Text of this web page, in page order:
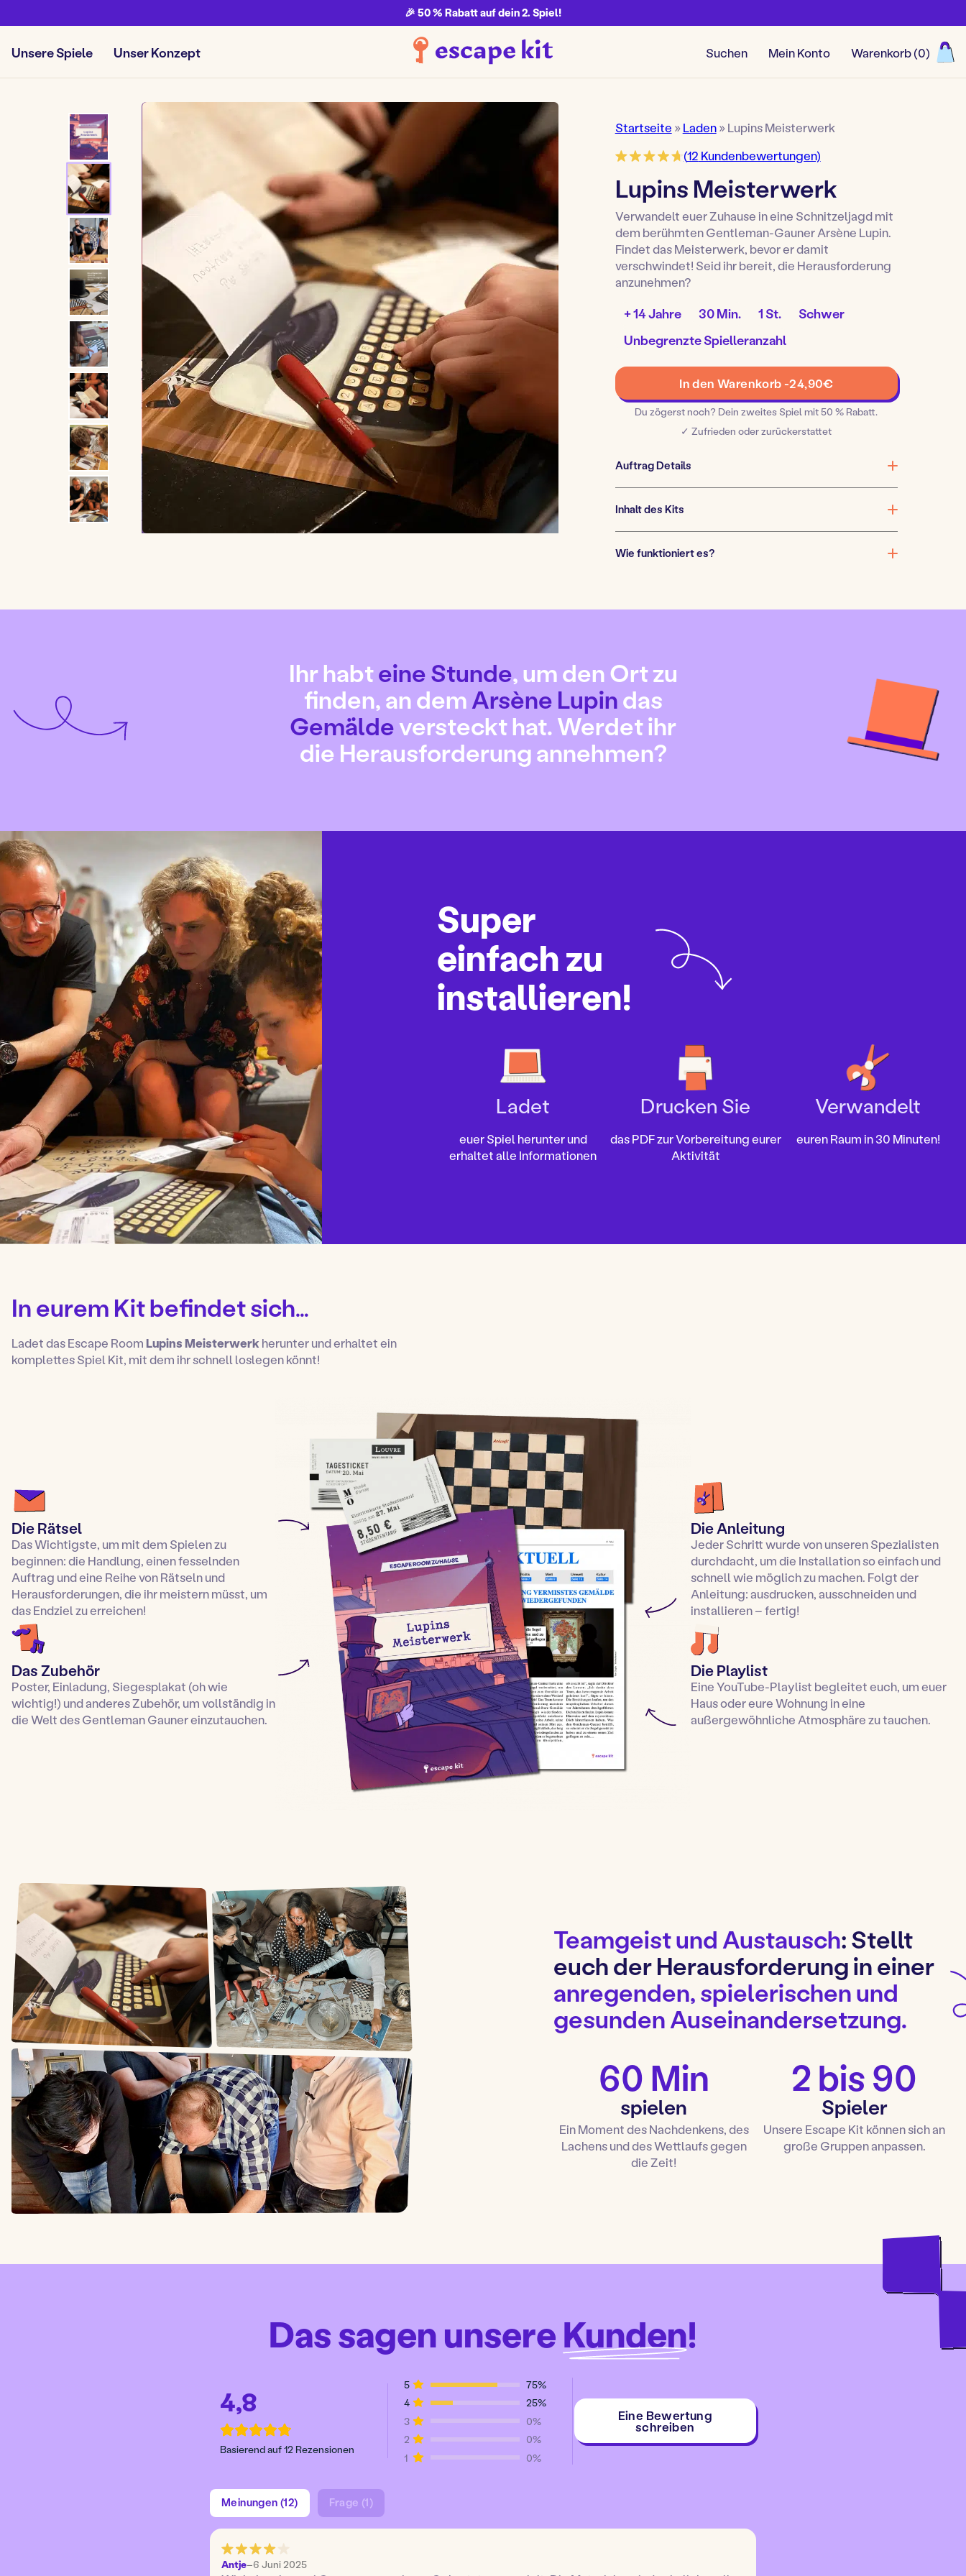
🎉 50 % Rabatt auf dein 2. Spiel!
Unsere Spiele Unser Konzept Suchen Mein Konto Warenkorb (0)
Startseite »Laden»Lupins Meisterwerk
(12 Kundenbewertungen)
Lupins Meisterwerk
Verwandelt euer Zuhause in eine Schnitzeljagd mit
dem berühmten Gentleman-Gauner Arsène Lupin.
Findet das Meisterwerk, bevor er damit
verschwindet! Seid ihr bereit, die Herausforderung
anzunehmen?
Spiel:
+ 14 Jahre Aufbauzeit:
30 Min. Spieldauer:
1 St. Spielstufe:
Schwer
Anzahl
vonUnbegrenzte Spielleranzahl
Meisterwerk
Menge
In den Warenkorb -24,90€
Du zögerst noch? Dein zweites Spiel mit 50 % Rabatt.
✓ Zufrieden oder zurückerstattet
Auftrag Details
Inhalt des Kits
Wie funktioniert es?
Ihr habteine Stunde, um den Ort zu
finden, an demArsène Lupindas
Gemäldeversteckt hat. Werdet ihr
die Herausforderung annehmen?
Super
einfach zu
installieren!
Ladet
euer Spiel herunter und
erhaltet alle Informationen
Drucken Sie
das PDF zur Vorbereitung eurer
Aktivität
Verwandelt
euren Raum in 30 Minuten!
In eurem Kit befindet sich…
Ladet das Escape RoomLupins Meisterwerkherunter und erhaltet ein
komplettes Spiel Kit, mit dem ihr schnell loslegen könnt!
Die Rätsel
Das Wichtigste, um mit dem Spielen zu
beginnen: die Handlung, einen fesselnden
Auftrag und eine Reihe von Rätseln und
Herausforderungen, die ihr meistern müsst, um
das Endziel zu erreichen!
Das Zubehör
Poster, Einladung, Siegesplakat (oh wie
wichtig!) und anderes Zubehör, um vollständig in
die Welt des Gentleman Gauner einzutauchen.
Die Anleitung
Jeder Schritt wurde von unseren Spezialisten
durchdacht, um die Installation so einfach und
schnell wie möglich zu machen. Folgt der
Anleitung: ausdrucken, ausschneiden und
installieren – fertig!
Die Playlist
Eine YouTube-Playlist begleitet euch, um euer
Haus oder eure Wohnung in eine
außergewöhnliche Atmosphäre zu tauchen.
Teamgeist und Austausch: Stellt
euch der Herausforderung in einer
anregenden, spielerischen und
gesunden Auseinandersetzung.
60 Min
spielen
Ein Moment des Nachdenkens, des
Lachens und des Wettlaufs gegen
die Zeit!
2 bis 90
Spieler
Unsere Escape Kit können sich an
große Gruppen anpassen.
Das sagen unsereKunden!
4,8
Basierend auf 12 Rezensionen
5
75%
4
25%
3
0%
2
0%
1
0%
Eine Bewertung
schreiben
Meinungen (12) Frage (1)
Antje–6 Juni 2025